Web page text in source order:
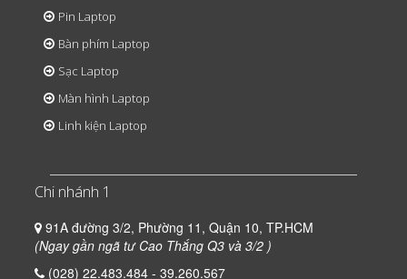
Pin Laptop
Bàn phím Laptop
Sạc Laptop
Màn hình Laptop
Linh kiện Laptop
Chi nhánh 1
91A đường 3/2, Phường 11, Quận 10, TP.HCM
(Ngay gần ngã tư Cao Thắng Q3 và 3/2 )
(028) 22.483.484 - 39.260.567